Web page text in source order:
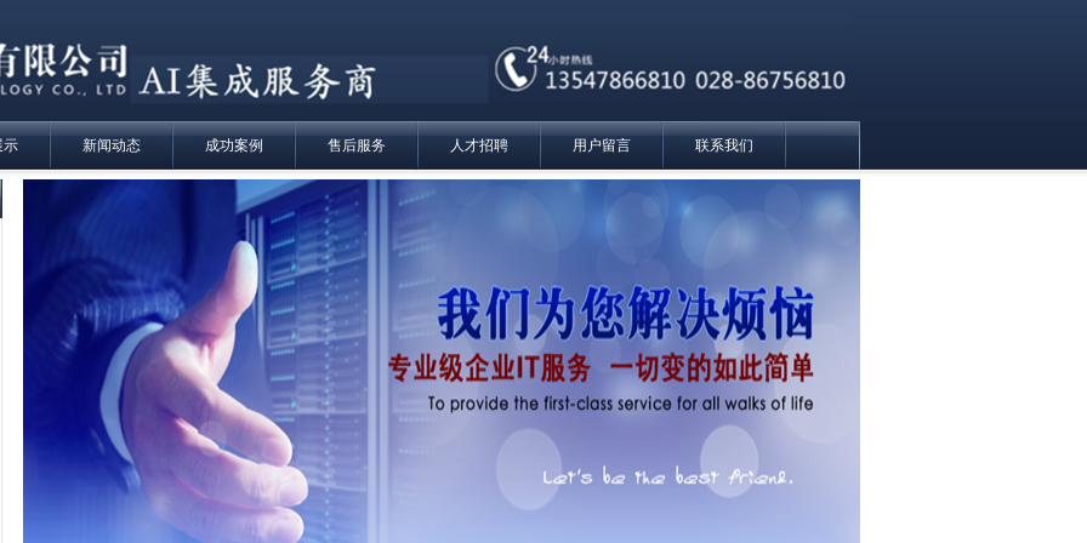
示 新闻动态 成功案例 售后服务 人才招聘 用户留言 联系我们